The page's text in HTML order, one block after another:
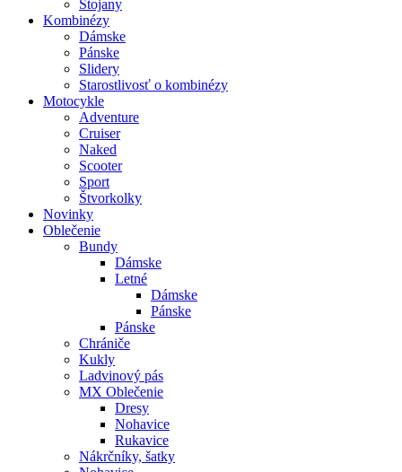
Stojany
Kombinézy
Dámske
Pánske
Slidery
Starostlivosť o kombinézy
Motocykle
Adventure
Cruiser
Naked
Scooter
Sport
Štvorkolky
Novinky
Oblečenie
Bundy
Dámske
Letné
Dámske
Pánske
Pánske
Chrániče
Kukly
Ladvinový pás
MX Oblečenie
Dresy
Nohavice
Rukavice
Nákrčníky, šatky